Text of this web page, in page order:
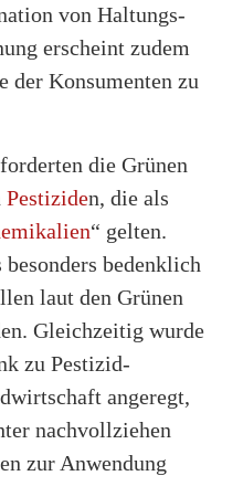
von Haltungs-
erscheint zudem
der Konsumenten zu
die Grünen
Pestiziden, die als
“ gelten.
bedenklich
laut den Grünen
Gleichzeitig wurde
zu Pestizid-
angeregt,
nachvollziehen
zur Anwendung